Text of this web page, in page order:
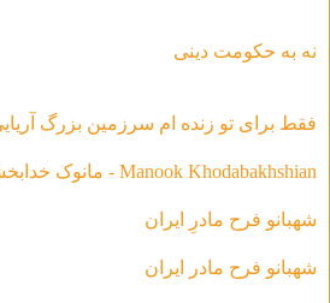
نه به حکومت دینی
فقط براى تو زنده ام سرزمين بزرگ
Manook Khodabakhshian - مانوک خدابخشیان
شهبانو فرح مادرِ ایران
شهبانو فرح مادر ايران